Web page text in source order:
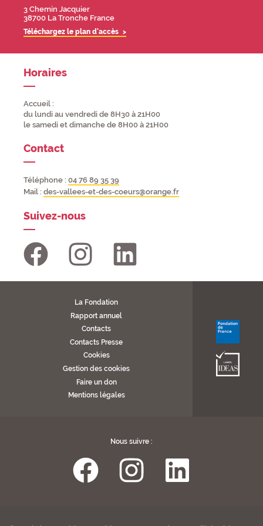
Adresse
3 Chemin Jacquier
38700 La Tronche France
Téléchargez le plan d'accès
Horaires
Accueil :
du lundi au vendredi de 8H30 à 21H00
le samedi et dimanche de 8H00 à 21H00
Contact
Téléphone : 04 76 89 35 39
Mail : des-vallees-et-des-coeurs@orange.fr
Suivez-nous
La Fondation
Rapport annuel
Contacts
Contacts Presse
Cookies
Gestion des cookies
Faire un don
Mentions légales
Nous suivre :